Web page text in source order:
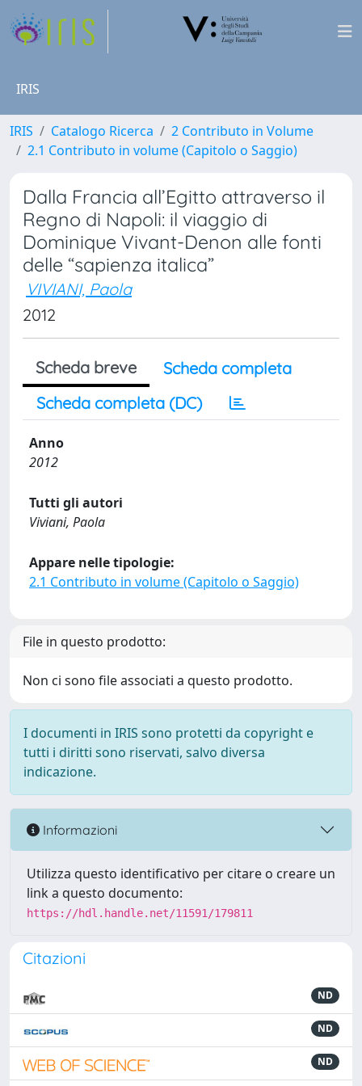
IRIS
IRIS Catalogo Ricerca
2 Contributo in Volume
2.1 Contributo in volume (Capitolo o Saggio)
Dalla Francia all’Egitto attraverso il
Regno di Napoli: il viaggio di
Dominique Vivant-Denon alle fonti
delle “sapienza italica”
VIVIANI, Paola
2012
Scheda breve
Scheda completa
Scheda completa (DC)
Anno
2012
Tutti gli autori
Viviani, Paola
Appare nelle tipologie:
2.1 Contributo in volume (Capitolo o Saggio)
File in questo prodotto:
Non ci sono file associati a questo prodotto.
I documenti in IRIS sono protetti da copyright e
tutti i diritti sono riservati, salvo diversa
indicazione.
Informazioni
Utilizza questo identificativo per citare o creare un
link a questo documento:
https://hdl.handle.net/11591/179811
Citazioni
ND
ND
ND